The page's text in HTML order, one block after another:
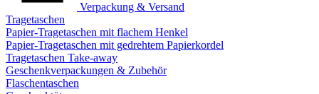
Verpackung & Versand
Tragetaschen
Papier-Tragetaschen mit flachem Henkel
Papier-Tragetaschen mit gedrehtem Papierkordel
Tragetaschen Take-away
Geschenkverpackungen & Zubehör
Flaschentaschen